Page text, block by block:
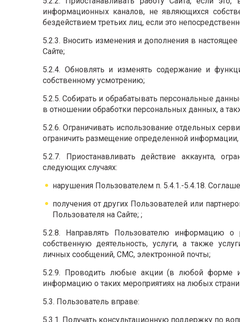
информационных каналов, не являющихся
бездействием третьих лиц, если это
5.2.3. Вносить изменения и дополнения в
Сайте;
5.2.4. Обновлять и изменять содержание и
собственному усмотрению;
5.2.5. Собирать и обрабатывать персональные
в отношении обработки персональных данных, а
5.2.6. Ограничивать использование отдельных
ограничить размещение определенной информации,
5.2.7. Приостанавливать действие аккаунта,
следующих случаях:
нарушения Пользователем п. 5.4.1.-5.4.18.
получения от других Пользователей или
Пользователя на Сайте; ;
5.2.8. Направлять Пользователю информацию
собственную деятельность, услуги, а также
личных сообщений, СМС, электронной почты;
5.2.9. Проводить любые акции (в любой форме
информацию о таких мероприятиях на любых
5.3. Пользователь вправе:
5.3.1. Получать консультационную поддержку по